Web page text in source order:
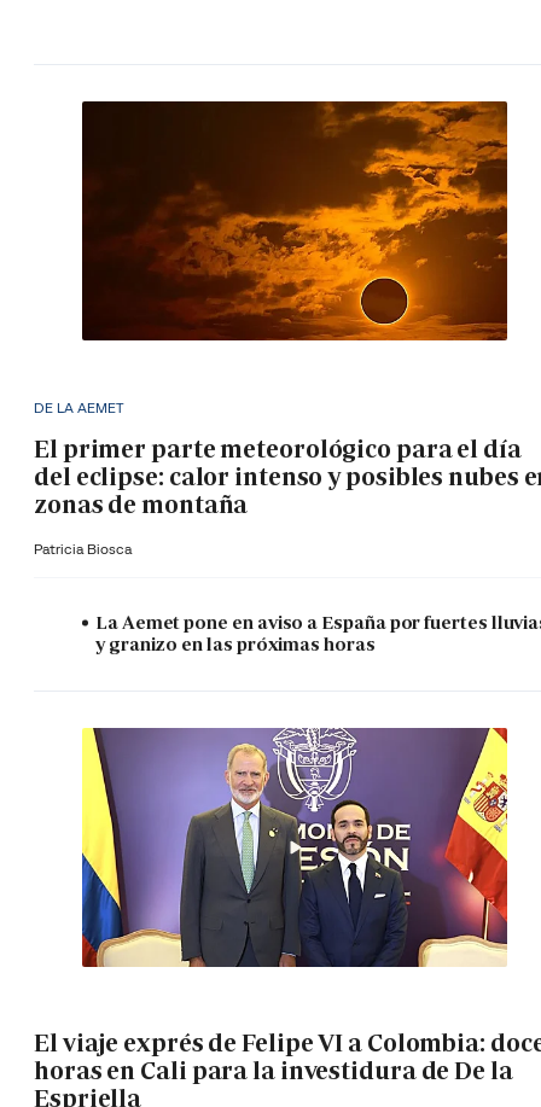
DE LA AEMET
El primer parte meteorológico para el día
del eclipse: calor intenso y posibles nubes
zonas de montaña
Patricia Biosca
La Aemet pone en aviso a España por fuertes
y granizo en las próximas horas
El viaje exprés de Felipe VI a Colombia:
horas en Cali para la investidura de De la
Espriella